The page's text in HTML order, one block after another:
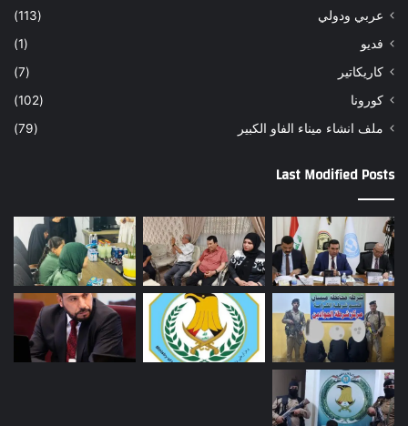
عربي ودولي
(113)
فديو
(1)
كاريكاتير
(7)
كورونا
(102)
ملف انشاء ميناء الفاو الكبير
(79)
Last Modified Posts